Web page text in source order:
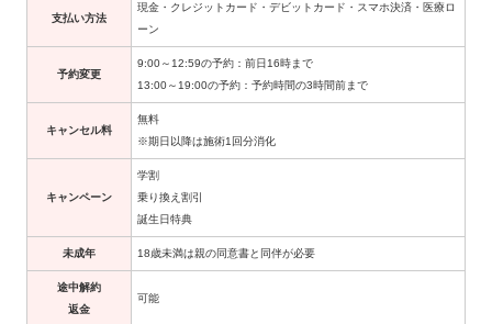
支払い方法
現金・クレジットカード・デビットカード・スマホ決済・医療ロ
ーン
予約変更
9:00～12:59の予約：前日16時まで
13:00～19:00の予約：予約時間の3時間前まで
キャンセル料
無料
※期日以降は施術1回分消化
キャンペーン
学割
乗り換え割引
誕生日特典
未成年 18歳未満は親の同意書と同伴が必要
途中解約
返金
可能